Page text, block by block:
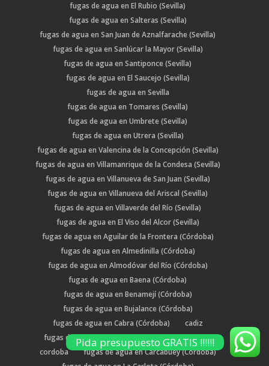
fugas de agua en El Rubio (Sevilla)
fugas de agua en Salteras (Sevilla)
fugas de agua en San Juan de Aznalfarache (Sevilla)
fugas de agua en Sanlúcar la Mayor (Sevilla)
fugas de agua en Santiponce (Sevilla)
fugas de agua en El Saucejo (Sevilla)
fugas de agua en Sevilla
fugas de agua en Tomares (Sevilla)
fugas de agua en Umbrete (Sevilla)
fugas de agua en Utrera (Sevilla)
fugas de agua en Valencina de la Concepción (Sevilla)
fugas de agua en Villamanrique de la Condesa (Sevilla)
fugas de agua en Villanueva de San Juan (Sevilla)
fugas de agua en Villanueva del Ariscal (Sevilla)
fugas de agua en Villaverde del Río (Sevilla)
fugas de agua en El Viso del Alcor (Sevilla)
fugas de agua en Aguilar de la Frontera (Córdoba)
fugas de agua en Almedinilla (Córdoba)
fugas de agua en Almodóvar del Río (Córdoba)
fugas de agua en Baena (Córdoba)
fugas de agua en Benamejí (Córdoba)
fugas de agua en Bujalance (Córdoba)
fugas de agua en Cabra (Córdoba)
cadiz
fugas de agua en Cañete de las Torres (Córdoba)
cordoba
fugas de agua en Carcabuey (Córdoba)
Pida presupuesto GRATIS !!!!!!